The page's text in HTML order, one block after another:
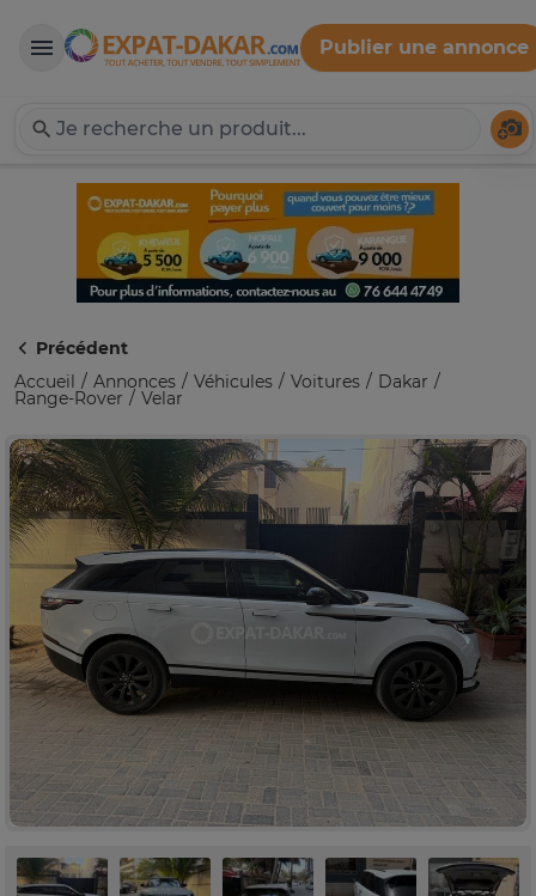
Expat-Dakar
Publier une annonce
Précédent
Accueil
Annonces Véhicules Voitures Dakar
Range-Rover Velar